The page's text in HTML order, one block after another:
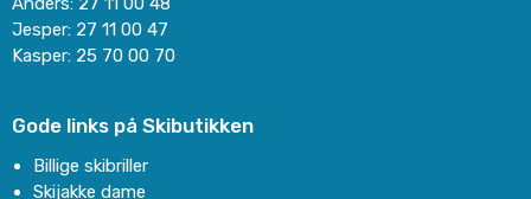
Jesper: 27 11 00 47
Kasper: 25 70 00 70
Gode links på Skibutikken
Billige skibriller
Skijakke dame